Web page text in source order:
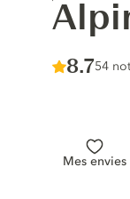
Score
8.7/
54
Mes envies